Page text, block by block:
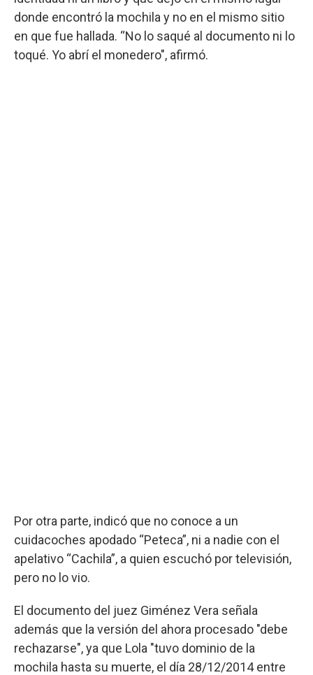
donde encontró la mochila y no en el mismo sitio
en que fue hallada. “No lo saqué al documento ni lo
toqué. Yo abrí el monedero", afirmó.
Por otra parte, indicó que no conoce a un
cuidacoches apodado “Peteca”, ni a nadie con el
apelativo “Cachila”, a quien escuchó por televisión,
pero no lo vio.
El documento del juez Giménez Vera señala
además que la versión del ahora procesado "debe
rechazarse", ya que Lola "tuvo dominio de la
mochila hasta su muerte, el día 28/12/2014 entre